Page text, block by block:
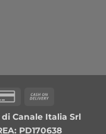
Credit
2
Delivery
di Canale Italia Srl
PD170638